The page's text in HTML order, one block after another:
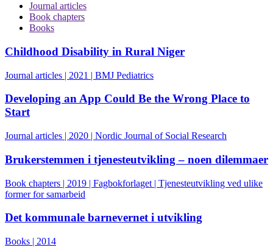
Journal articles
Book chapters
Books
Childhood Disability in Rural Niger
Journal articles | 2021 | BMJ Pediatrics
Developing an App Could Be the Wrong Place to
Start
Journal articles | 2020 | Nordic Journal of Social Research
Brukerstemmen i tjenesteutvikling – noen dilemmaer
Book chapters | 2019 | Fagbokforlaget | Tjenesteutvikling ved ulike
former for samarbeid
Det kommunale barnevernet i utvikling
Books | 2014